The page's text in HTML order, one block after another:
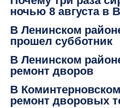
ночью 8 августа в
В Ленинском
прошел субботник
В Ленинском
ремонт дворов
В
ремонт дворовых